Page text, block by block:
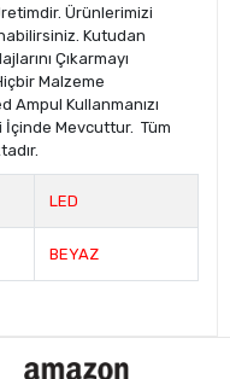
Ürünlerimizi
Kutudan
Çıkarmayı
Malzeme
Ampul Kullanmanızı
İçinde Mevcuttur. Tüm
LED
BEYAZ